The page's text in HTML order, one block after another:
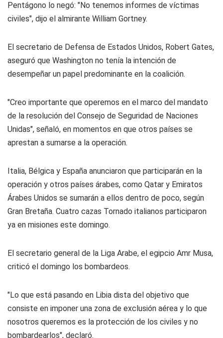
Pentágono lo negó: "No tenemos informes de víctimas
civiles", dijo el almirante William Gortney.
El secretario de Defensa de Estados Unidos, Robert Gates,
aseguró que Washington no tenía la intención de
desempeñar un papel predominante en la coalición.
"Creo importante que operemos en el marco del mandato
de la resolución del Consejo de Seguridad de Naciones
Unidas", señaló, en momentos en que otros países se
aprestan a sumarse a la operación.
Italia, Bélgica y España anunciaron que participarán en la
operación y otros países árabes, como Qatar y Emiratos
Árabes Unidos se sumarán a ellos dentro de poco, según
Gran Bretaña. Cuatro cazas Tornado italianos participaron
ya en misiones este domingo.
El secretario general de la Liga Arabe, el egipcio Amr Musa,
criticó el domingo los bombardeos.
"Lo que está pasando en Libia dista del objetivo que
consiste en imponer una zona de exclusión aérea y lo que
nosotros queremos es la protección de los civiles y no
bombardearlos", declaró.